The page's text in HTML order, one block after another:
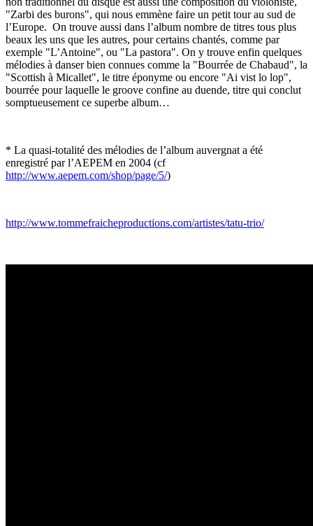
"Zarbi des burons", qui nous emmène faire un petit tour au sud de
l’Europe. On trouve aussi dans l’album nombre de titres tous plus
beaux les uns que les autres, pour certains chantés, comme par
exemple "L’Antoine", ou "La pastora". On y trouve enfin quelques
mélodies à danser bien connues comme la "Bourrée de Chabaud", la
"Scottish à Micallet", le titre éponyme ou encore "Ai vist lo lop",
bourrée pour laquelle le groove confine au duende, titre qui conclut
somptueusement ce superbe album…
* La quasi-totalité des mélodies de l’album auvergnat a été
enregistré par l’AEPEM en 2004 (cf
http://www.aepem.com/shop/page/5/)
http://www.tommefraicheproductions.com/artistes/tatu-trio/